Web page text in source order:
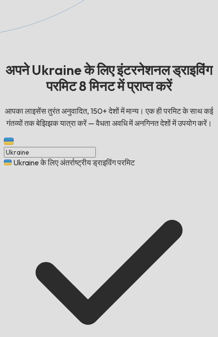
अपने Ukraine के लिए इंटरनेशनल ड्राइविंग
परमिट 8 मिनट में प्राप्त करें
आपका लाइसेंस तुरंत अनुवादित, 150+ देशों में मान्य। एक ही परमिट के साथ कई
गंतव्यों तक बेझिझक यात्रा करें — वैधता अवधि में अनगिनत देशों में उपयोग करें।
Ukraine के लिए अंतर्राष्ट्रीय ड्राइविंग परमिट